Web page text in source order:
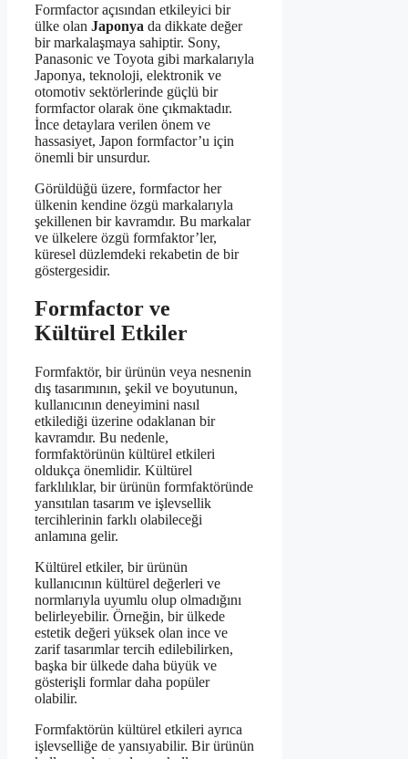
Formfactor açısından etkileyici bir
ülke olan Japonya da dikkate değer
bir markalaşmaya sahiptir. Sony,
Panasonic ve Toyota gibi markalarıyla
Japonya, teknoloji, elektronik ve
otomotiv sektörlerinde güçlü bir
formfactor olarak öne çıkmaktadır.
İnce detaylara verilen önem ve
hassasiyet, Japon formfactor’u için
önemli bir unsurdur.
Görüldüğü üzere, formfactor her
ülkenin kendine özgü markalarıyla
şekillenen bir kavramdır. Bu markalar
ve ülkelere özgü formfaktor’ler,
küresel düzlemdeki rekabetin de bir
göstergesidir.
Formfactor ve
Kültürel Etkiler
Formfaktör, bir ürünün veya nesnenin
dış tasarımının, şekil ve boyutunun,
kullanıcının deneyimini nasıl
etkilediği üzerine odaklanan bir
kavramdır. Bu nedenle,
formfaktörünün kültürel etkileri
oldukça önemlidir. Kültürel
farklılıklar, bir ürünün formfaktöründe
yansıtılan tasarım ve işlevsellik
tercihlerinin farklı olabileceği
anlamına gelir.
Kültürel etkiler, bir ürünün
kullanıcının kültürel değerleri ve
normlarıyla uyumlu olup olmadığını
belirleyebilir. Örneğin, bir ülkede
estetik değeri yüksek olan ince ve
zarif tasarımlar tercih edilebilirken,
başka bir ülkede daha büyük ve
gösterişli formlar daha popüler
olabilir.
Formfaktörün kültürel etkileri ayrıca
işlevselliğe de yansıyabilir. Bir ürünün